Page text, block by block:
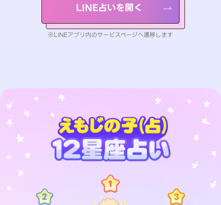
LINE占いを開く
※LINEアプリ内のサービスページへ遷移します